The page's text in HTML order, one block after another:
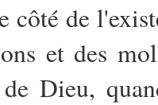
côté de
et des
Dieu,